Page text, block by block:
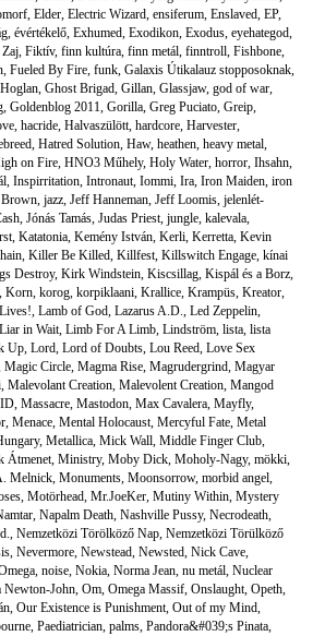
, Elder, Electric Wizard, ensiferum, Enslaved, EP,
, évértékelő, Exhumed, Exodikon, Exodus, eyehategod,
Zaj, Fiktív, finn kultúra, finn metál, finntroll, Fishbone,
, Fueled By Fire, funk, Galaxis Útikalauz stopposoknak,
, Ghost Brigad, Gillan, Glassjaw, god of war,
, Goldenblog 2011, Gorilla, Greg Puciato, Greip,
, hacride, Halvaszülött, hardcore, Harvester,
, Hatred Solution, Haw, heathen, heavy metal,
on Fire, HNO3 Műhely, Holy Water, horror, Ihsahn,
, Inspirritation, Intronaut, Iommi, Ira, Iron Maiden, iron
Brown, jazz, Jeff Hanneman, Jeff Loomis, jelenlét-
, Jónás Tamás, Judas Priest, jungle, kalevala,
, Katatonia, Kemény István, Kerli, Kerretta, Kevin
, Killer Be Killed, Killfest, Killswitch Engage, kínai
Destroy, Kirk Windstein, Kiscsillag, Kispál és a Borz,
, Korn, korog, korpiklaani, Krallice, Krampüs, Kreator,
, Lamb of God, Lazarus A.D., Led Zeppelin,
Liar in Wait, Limb For A Limb, Lindström, lista, lista
Up, Lord, Lord of Doubts, Lou Reed, Love Sex
Magic Circle, Magma Rise, Magrudergrind, Magyar
, Malevolant Creation, Malevolent Creation, Mangod
ID, Massacre, Mastodon, Max Cavalera, Mayfly,
, Menace, Mental Holocaust, Mercyful Fate, Metal
, Metallica, Mick Wall, Middle Finger Club,
Átmenet, Ministry, Moby Dick, Moholy-Nagy, mökki,
Melnick, Monuments, Moonsorrow, morbid angel,
, Motörhead, Mr.JoeKer, Mutiny Within, Mystery
, Napalm Death, Nashville Pussy, Necrodeath,
, Nemzetközi Törölköző Nap, Nemzetközi Törülköző
, Nevermore, Newstead, Newsted, Nick Cave,
, noise, Nokia, Norma Jean, nu metál, Nuclear
Newton-John, Om, Omega Massif, Onslaught, Opeth,
, Our Existence is Punishment, Out of my Mind,
, Paediatrician, palms, Pandora&#039;s Pinata,